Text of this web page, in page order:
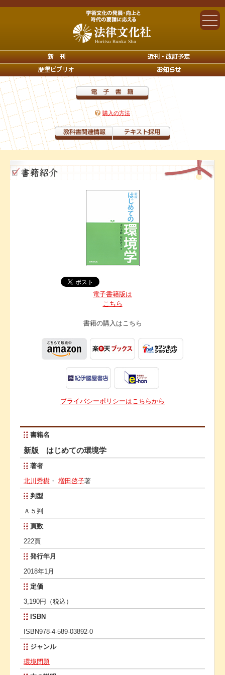
購入の方法
電子書籍版は
こちら
書籍の購入はこちら
プライバシーポリシーはこちらから
書籍名
新版 はじめての環境学
著者
北川秀樹 ・ 増田啓子著
判型
Ａ５判
頁数
222頁
発行年月
2018年1月
定価
3,190円（税込）
ISBN
ISBN978-4-589-03892-0
ジャンル
環境問題